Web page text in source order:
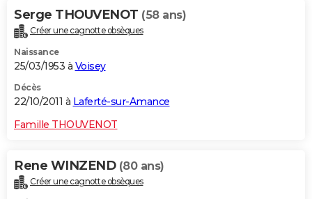
Serge THOUVENOT (58 ans)
Créer une cagnotte obsèques
Naissance
25/03/1953 à Voisey
Décès
22/10/2011 à Laferté-sur-Amance
Famille THOUVENOT
Rene WINZEND (80 ans)
Créer une cagnotte obsèques